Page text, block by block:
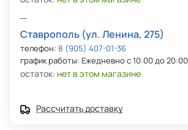
Ставрополь (ул. Ленина, 275)
телефон: 8 (905) 407-01-36
график работы: Ежедневно с 10:00 до 20:00
остаток: нет в этом магазине
Рассчитать доставку